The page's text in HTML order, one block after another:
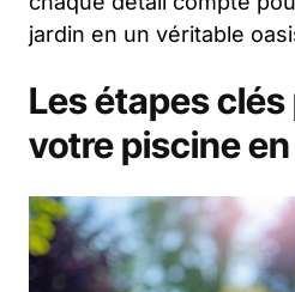
jardin en un véritable
Les étapes
votre piscine